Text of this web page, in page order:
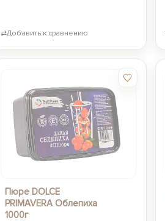
⇄Добавить к сравнению
Пюре DOLCE
PRIMAVERA Облепиха
1000г